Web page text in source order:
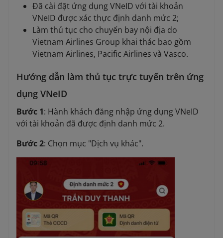
Đã cài đặt ứng dụng VNeID với tài khoản
VNeID được xác thực định danh mức 2;
Làm thủ tục cho chuyến bay nội địa do
Vietnam Airlines Group khai thác bao gồm
Vietnam Airlines, Pacific Airlines và Vasco.
Hướng dẫn làm thủ tục trực tuyến trên ứng
dụng VNeID
Bước 1: Hành khách đăng nhập ứng dụng VNeID
với tài khoản đã được định danh mức 2.
Bước 2: Chọn mục "Dịch vụ khác".